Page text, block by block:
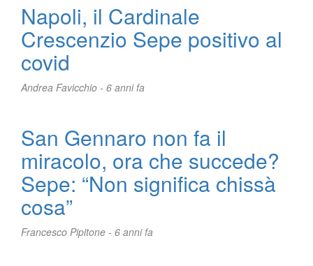
Napoli, il Cardinale
Crescenzio Sepe positivo al
covid
Andrea Favicchio - 6 anni fa
San Gennaro non fa il
miracolo, ora che succede?
Sepe: “Non significa chissà
cosa”
Francesco Pipitone - 6 anni fa